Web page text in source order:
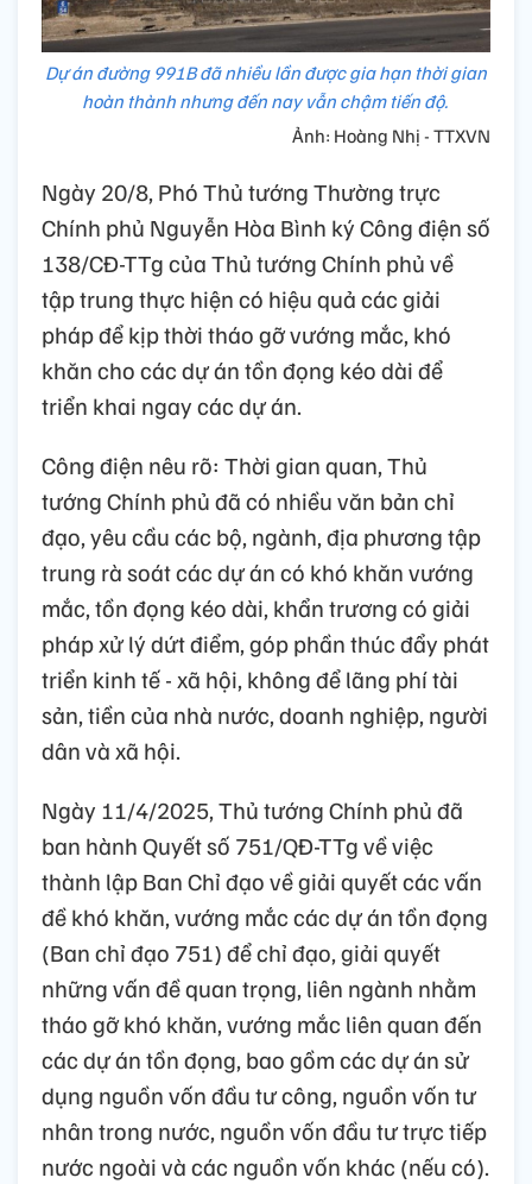
Dự án đường 991B đã nhiều lần được gia hạn thời gian
hoàn thành nhưng đến nay vẫn chậm tiến độ.
Ảnh: Hoàng Nhị - TTXVN
Ngày 20/8, Phó Thủ tướng Thường trực
Chính phủ Nguyễn Hòa Bình ký Công điện số
138/CĐ-TTg của Thủ tướng Chính phủ về
tập trung thực hiện có hiệu quả các giải
pháp để kịp thời tháo gỡ vướng mắc, khó
khăn cho các dự án tồn đọng kéo dài để
triển khai ngay các dự án.
Công điện nêu rõ: Thời gian quan, Thủ
tướng Chính phủ đã có nhiều văn bản chỉ
đạo, yêu cầu các bộ, ngành, địa phương tập
trung rà soát các dự án có khó khăn vướng
mắc, tồn đọng kéo dài, khẩn trương có giải
pháp xử lý dứt điểm, góp phần thúc đẩy phát
triển kinh tế - xã hội, không để lãng phí tài
sản, tiền của nhà nước, doanh nghiệp, người
dân và xã hội.
Ngày 11/4/2025, Thủ tướng Chính phủ đã
ban hành Quyết số 751/QĐ-TTg về việc
thành lập Ban Chỉ đạo về giải quyết các vấn
đề khó khăn, vướng mắc các dự án tồn đọng
(Ban chỉ đạo 751) để chỉ đạo, giải quyết
những vấn đề quan trọng, liên ngành nhằm
tháo gỡ khó khăn, vướng mắc liên quan đến
các dự án tồn đọng, bao gồm các dự án sử
dụng nguồn vốn đầu tư công, nguồn vốn tư
nhân trong nước, nguồn vốn đầu tư trực tiếp
nước ngoài và các nguồn vốn khác (nếu có).